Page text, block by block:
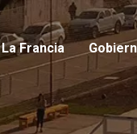
La Francia